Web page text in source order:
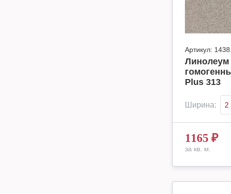
Артикул:
Линолеум
Plus 313
Ширина:
1165 ₽
за кв. м.